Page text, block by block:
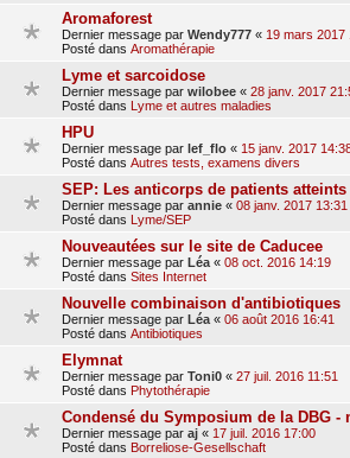
Aromaforest
Dernier message par Wendy777 « 19 mars 2017
Posté dans Aromathérapie
Lyme et sarcoidose
Dernier message par wilobee « 28 janv. 2017
Posté dans Lyme et autres maladies
HPU
Dernier message par lef_flo « 15 janv. 2017
Posté dans Autres tests, examens divers
SEP: Les anticorps de patients
Dernier message par annie « 08 janv. 2017 13:31
Posté dans Lyme/SEP
Nouveautées sur le site de Caducee
Dernier message par Léa « 08 oct. 2016 14:19
Posté dans Sites Internet
Nouvelle combinaison d'antibiotiques
Dernier message par Léa « 06 août 2016 16:41
Posté dans Antibiotiques
Elymnat
Dernier message par Toni0 « 27 juil. 2016 11:51
Posté dans Phytothérapie
Condensé du Symposium de la DBG -
Dernier message par aj « 17 juil. 2016 17:00
Posté dans Borreliose-Gesellschaft